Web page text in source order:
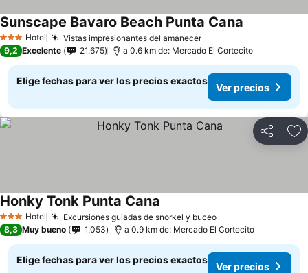
3 Estrellas
Hotel Vistas impresionantes del amanecerVer precios
Sunscape Bavaro Beach Punta Cana
9,2 Excelente 21.675 a 0.6 km de: Mercado El Cortecito
Elige fechas para ver los precios exactos
Ver precios
Compartir
3 Estrellas
Hotel Excursiones guiadas de snorkel y buceoVer precios
Honky Tonk Punta Cana
8,3 Muy bueno 1.053 a 0.9 km de: Mercado El Cortecito
Elige fechas para ver los precios exactos
Ver precios